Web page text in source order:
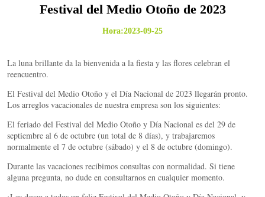
Festival del Medio Otoño de 2023
Hora:2023-09-25